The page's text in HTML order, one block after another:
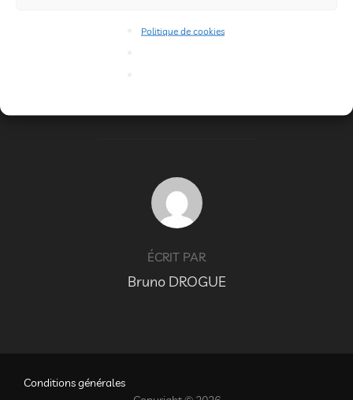
Politique de cookies
AUTEUR DE LA PUBLICATION
ÉCRIT PAR
Bruno DROGUE
Conditions générales